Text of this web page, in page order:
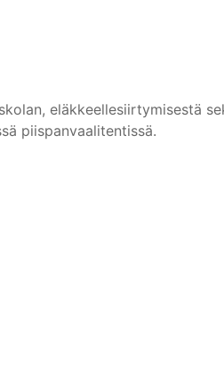
eläkkeellesiirtymisestä
piispanvaalitentissä.